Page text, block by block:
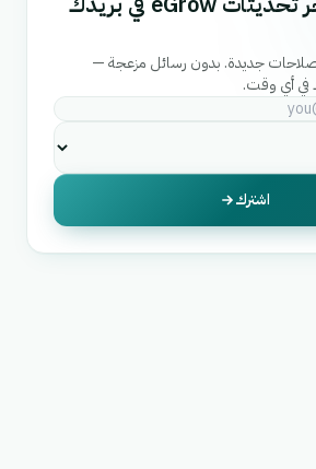
جديدة. بدون رسائل مزعجة —
في أي وقت.
اشترك